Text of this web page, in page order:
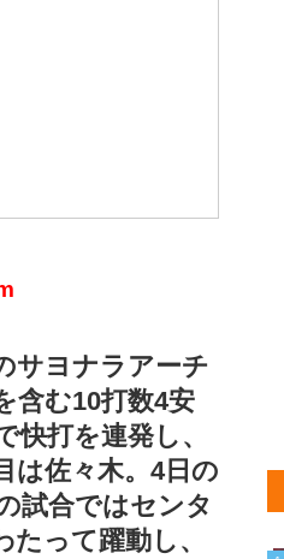
サヨナラアーチ
含む10打数4安
打を連発し、
は佐々木。4日の
試合ではセンタ
って躍動し、